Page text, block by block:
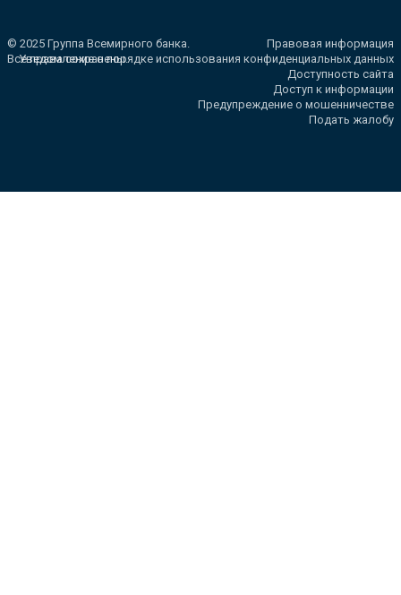
© 2025 Группа Всемирного банка.
Все права сохранены.
Правовая информация
Уведомление о порядке использования конфиденциальных данных
Доступность сайта
Доступ к информации
Предупреждение о мошенничестве
Подать жалобу